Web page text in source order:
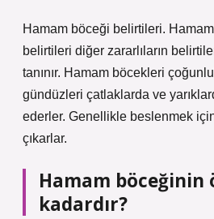
Hamam böceği belirtileri. Hamam
belirtileri diğer zararlıların
tanınır. Hamam böcekleri
gündüzleri çatlaklarda ve
ederler. Genellikle beslenmek
çıkarlar.
Hamam böceğinin
kadardır?